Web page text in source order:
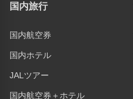
国内旅行
国内航空券
国内ホテル
JALツアー
国内航空券＋ホテル